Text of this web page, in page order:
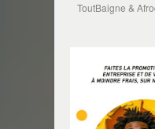
ToutBaigne &